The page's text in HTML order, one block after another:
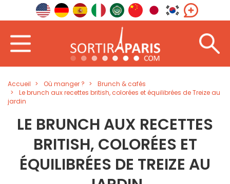
Accueil Où manger ?
Brunch & cafés
Le brunch aux recettes british, colorées et équilibrées de Treize au
jardin
LE BRUNCH AUX RECETTES
BRITISH, COLORÉES ET
ÉQUILIBRÉES DE TREIZE AU